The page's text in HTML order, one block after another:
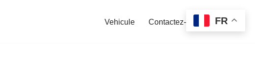
Vehicule Contactez-nous FR